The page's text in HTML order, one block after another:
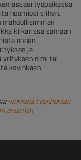
työpaikassa
huomiosi siihen,
kiikarissa samaan
ennen
ja
yrityksen nimi tai
kovinkaan
vinkkejä työnhakusi
avoimiin